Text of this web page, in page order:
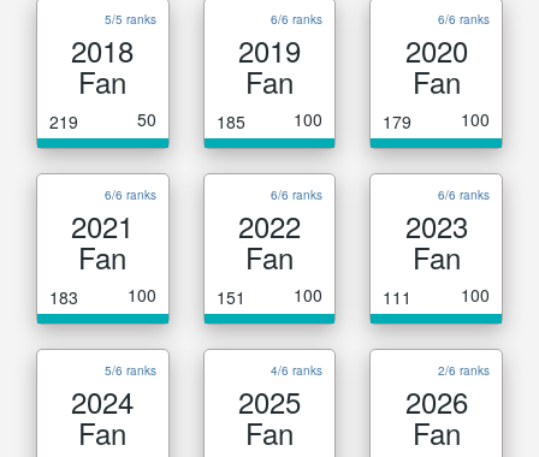
5/5 ranks
2018
Fan
219 50
6/6 ranks
2019
Fan
185 100
6/6 ranks
2020
Fan
179 100
6/6 ranks
2021
Fan
183 100
6/6 ranks
2022
Fan
151 100
6/6 ranks
2023
Fan
111 100
5/6 ranks
2024
Fan
4/6 ranks
2025
Fan
2/6 ranks
2026
Fan